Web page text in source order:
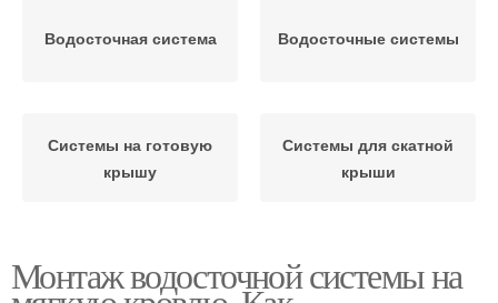
Водосточная система Водосточные системы
Системы на готовую
крышу
Системы для скатной
крыши
Монтаж водосточной системы на